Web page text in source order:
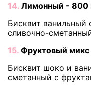
14. Лимонный - 800
Бисквит
сливочно-
15. Фруктовый микс
Бисквит шоко и
сметанный с